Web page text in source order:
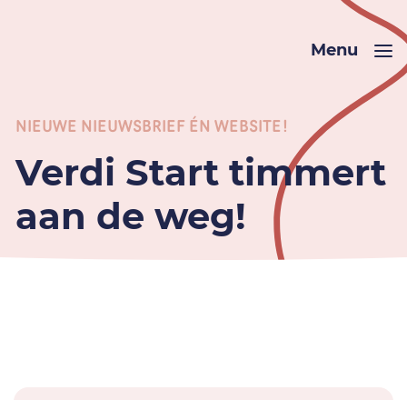
Menu
NIEUWE NIEUWSBRIEF ÉN WEBSITE!
Verdi Start timmert
aan de weg!